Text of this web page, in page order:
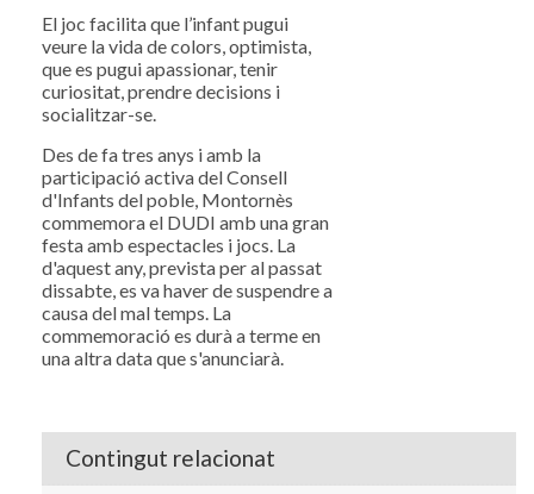
El joc facilita que l’infant pugui
veure la vida de colors, optimista,
que es pugui apassionar, tenir
curiositat, prendre decisions i
socialitzar-se.
Des de fa tres anys i amb la
participació activa del Consell
d'Infants del poble, Montornès
commemora el DUDI amb una gran
festa amb espectacles i jocs. La
d'aquest any, prevista per al passat
dissabte, es va haver de suspendre a
causa del mal temps. La
commemoració es durà a terme en
una altra data que s'anunciarà.
Contingut relacionat